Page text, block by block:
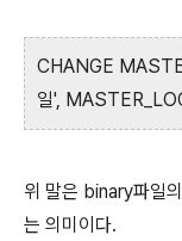
CHANGE
일',
위 말은 binary파일
는 의미이다.